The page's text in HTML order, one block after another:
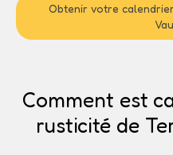
Obtenir votre
Comment est
rusticité de